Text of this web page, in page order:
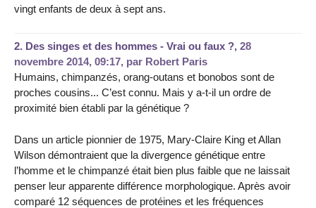
vingt enfants de deux à sept ans.
2. Des singes et des hommes - Vrai ou faux ?, 28
novembre 2014, 09:17, par Robert Paris
Humains, chimpanzés, orang-outans et bonobos sont de
proches cousins... C’est connu. Mais y a-t-il un ordre de
proximité bien établi par la génétique ?
Dans un article pionnier de 1975, Mary-Claire King et Allan
Wilson démontraient que la divergence génétique entre
l’homme et le chimpanzé était bien plus faible que ne laissait
penser leur apparente différence morphologique. Après avoir
comparé 12 séquences de protéines et les fréquences